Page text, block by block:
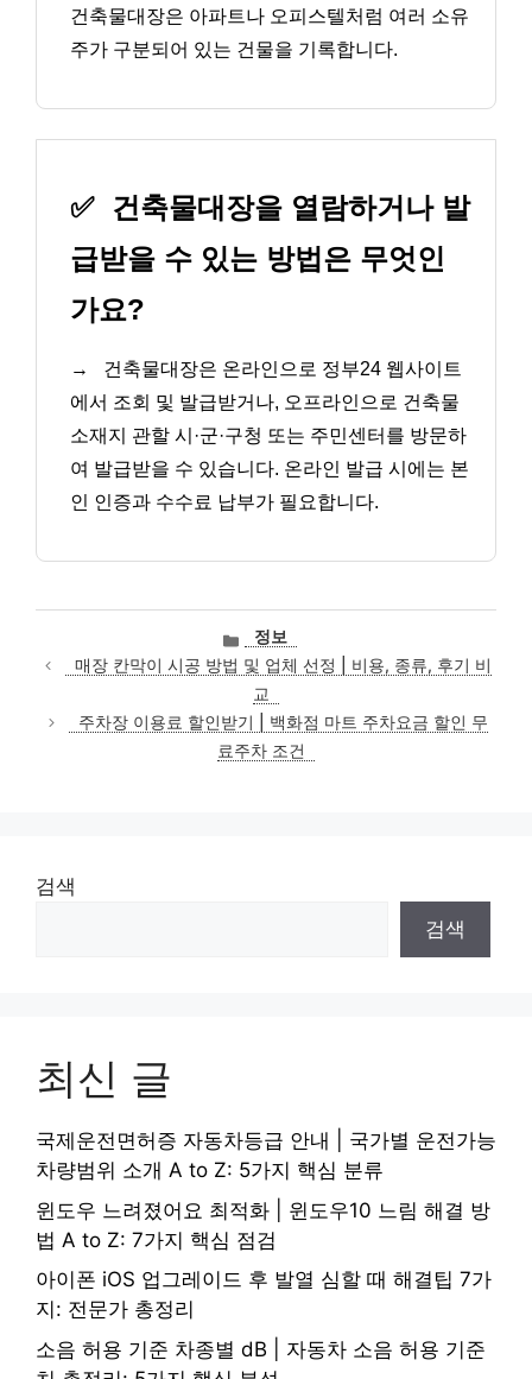
건축물대장은 아파트나 오피스텔처럼 여러 소유
주가 구분되어 있는 건물을 기록합니다.
✅
건축물대장을 열람하거나 발
급받을 수 있는 방법은 무엇인
가요?
→
건축물대장은 온라인으로 정부24 웹사이트
에서 조회 및 발급받거나, 오프라인으로 건축물
소재지 관할 시·군·구청 또는 주민센터를 방문하
여 발급받을 수 있습니다. 온라인 발급 시에는 본
인 인증과 수수료 납부가 필요합니다.
카
테
고
리
정보
매장 칸막이 시공 방법 및 업체 선정 | 비용, 종류, 후기 비
교
주차장 이용료 할인받기 | 백화점 마트 주차요금 할인 무
료주차 조건
검색
검색
최신 글
국제운전면허증 자동차등급 안내 | 국가별 운전가능
차량범위 소개 A to Z: 5가지 핵심 분류
윈도우 느려졌어요 최적화 | 윈도우10 느림 해결 방
법 A to Z: 7가지 핵심 점검
아이폰 iOS 업그레이드 후 발열 심할 때 해결팁 7가
지: 전문가 총정리
소음 허용 기준 차종별 dB | 자동차 소음 허용 기준